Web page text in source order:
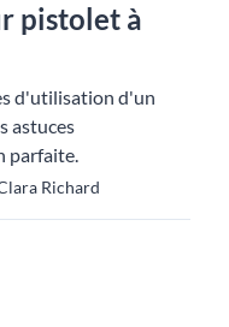
pistolet à
d'utilisation d'un
astuces
parfaite.
Richard